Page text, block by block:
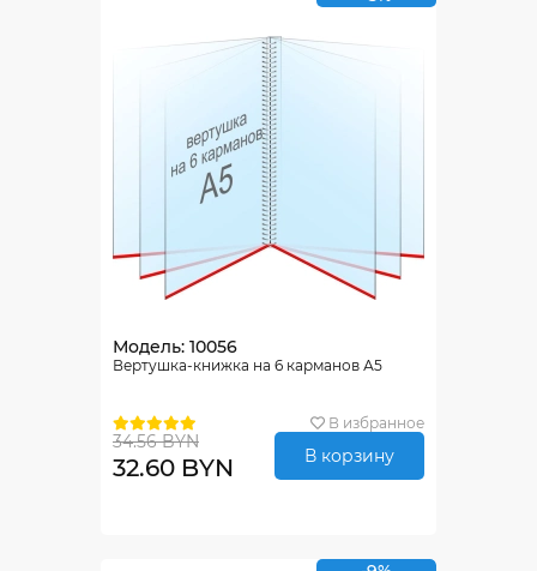
Модель: 10056
Вертушка-книжка на 6 карманов А5
В избранное
34.56 BYN
32.60 BYN В корзину